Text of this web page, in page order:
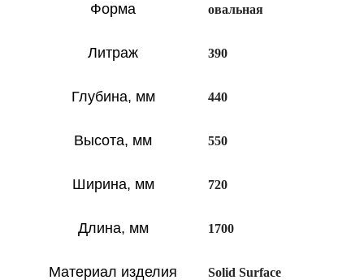
Форма овальная
Литраж 390
Глубина, мм 440
Высота, мм 550
Ширина, мм 720
Длина, мм 1700
Материал изделия Solid Surface